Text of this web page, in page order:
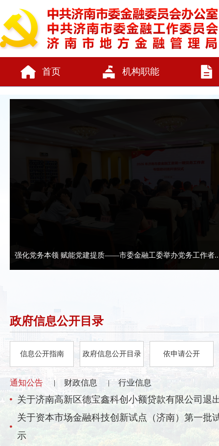
首页 机构职能
强化党务本领 赋能党建提质——市委金融工委举办党务工作者
政府信息公开目录
信息公开指南 政府信息公开目录 依申请公开
通知公告 财政信息 | 行业信息
关于济南高新区德宝鑫科创小额贷款有限公司退
关于资本市场金融科技创新试点（济南）第一批
示